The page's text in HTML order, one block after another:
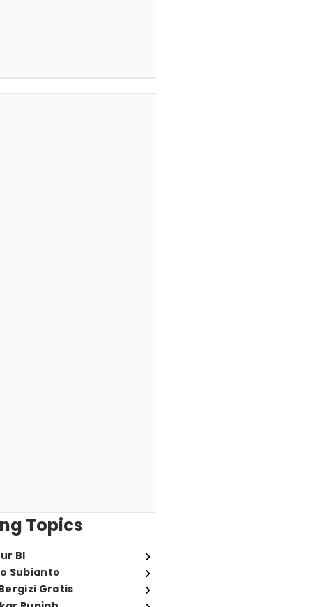
Topics
BI
Subianto
Gratis